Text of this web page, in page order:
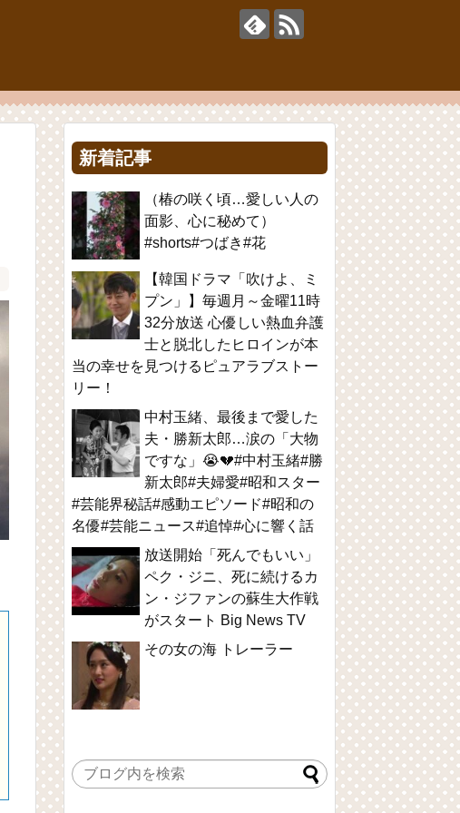
新着記事
（椿の咲く頃…愛しい人の
面影、心に秘めて）
#shorts#つばき#花
【韓国ドラマ「吹けよ、ミ
プン」】毎週月～金曜11時
32分放送 心優しい熱血弁護
士と脱北したヒロインが本
当の幸せを見つけるピュアラブストー
リー！
中村玉緒、最後まで愛した
夫・勝新太郎…涙の「大物
ですな」😭💔#中村玉緒#勝
新太郎#夫婦愛#昭和スター
#芸能界秘話#感動エピソード#昭和の
名優#芸能ニュース#追悼#心に響く話
放送開始「死んでもいい」
ペク・ジニ、死に続けるカ
ン・ジファンの蘇生大作戦
がスタート Big News TV
その女の海 トレーラー